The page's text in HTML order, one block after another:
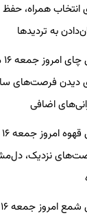
انتخاب همراه،
به تردیدها
دیدن فرصت‌های
اضافی
نزدیک،